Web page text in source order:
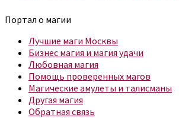
Портал о магии
Лучшие маги Москвы
Бизнес магия и магия удачи
Любовная магия
Помощь проверенных магов
Магические амулеты и талисманы
Другая магия
Обратная связь